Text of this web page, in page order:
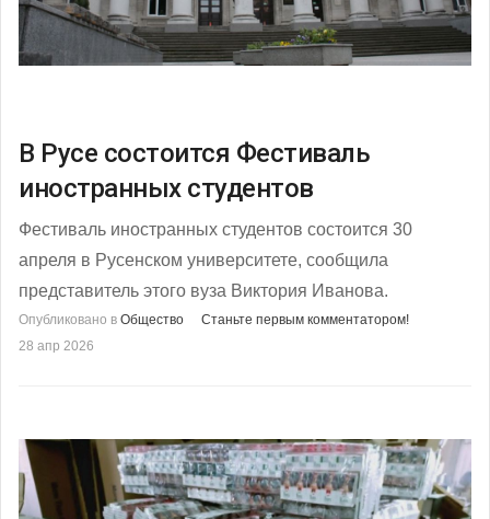
В Русе состоится Фестиваль
иностранных студентов
Фестиваль иностранных студентов состоится 30
апреля в Русенском университете, сообщила
представитель этого вуза Виктория Иванова.
Опубликовано в Общество
Станьте первым комментатором!
28 апр 2026